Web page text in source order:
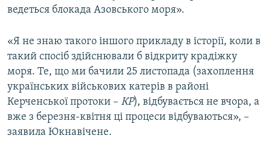
ведеться блокада Азовського моря».
«Я не знаю такого іншого прикладу в історії, коли в
такий спосіб здійснювали б відкриту крадіжку
моря. Те, що ми бачили 25 листопада (захоплення
українських військових катерів в районі
Керченської протоки – КР), відбувається не вчора, а
вже з березня-квітня ці процеси відбуваються», –
заявила Юкнавічене.